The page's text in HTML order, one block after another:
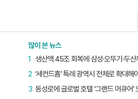
글
많이 본 뉴스
1
‘세컨드홈’ 특례 광역시 전체로 확대해
2
3